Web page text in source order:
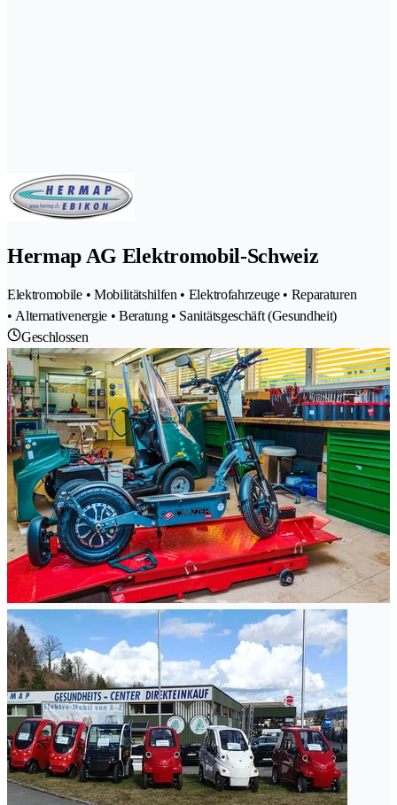
Hermap AG Elektromobil-Schweiz
Elektromobile • Mobilitätshilfen • Elektrofahrzeuge • Reparaturen
• Alternativenergie • Beratung • Sanitätsgeschäft (Gesundheit)
Geschlossen